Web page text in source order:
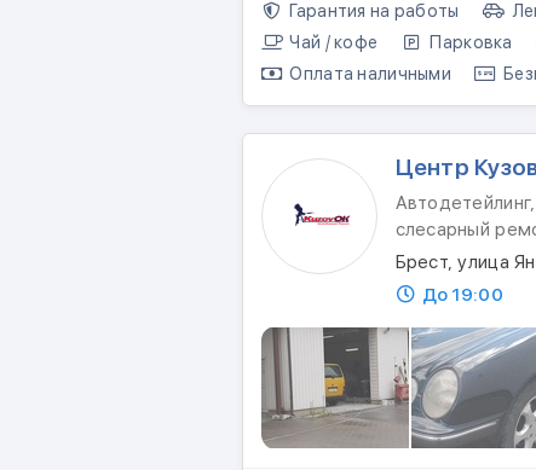
Гарантия на работы
Чай / кофе
Парковка
Оплата наличными
Центр
слесарный
Брест, улица
До 19:00